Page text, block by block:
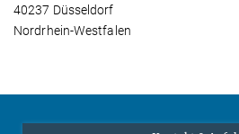
40237 Düsseldorf
Nordrhein-Westfalen